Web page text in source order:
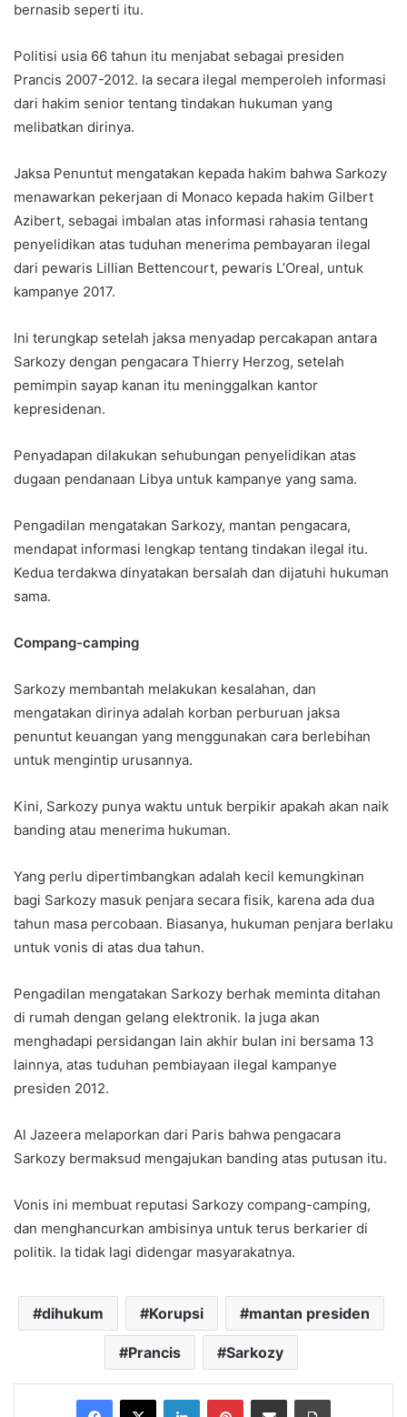
bernasib seperti itu.
Politisi usia 66 tahun itu menjabat sebagai presiden
Prancis 2007-2012. Ia secara ilegal memperoleh informasi
dari hakim senior tentang tindakan hukuman yang
melibatkan dirinya.
Jaksa Penuntut mengatakan kepada hakim bahwa Sarkozy
menawarkan pekerjaan di Monaco kepada hakim Gilbert
Azibert, sebagai imbalan atas informasi rahasia tentang
penyelidikan atas tuduhan menerima pembayaran ilegal
dari pewaris Lillian Bettencourt, pewaris L’Oreal, untuk
kampanye 2017.
Ini terungkap setelah jaksa menyadap percakapan antara
Sarkozy dengan pengacara Thierry Herzog, setelah
pemimpin sayap kanan itu meninggalkan kantor
kepresidenan.
Penyadapan dilakukan sehubungan penyelidikan atas
dugaan pendanaan Libya untuk kampanye yang sama.
Pengadilan mengatakan Sarkozy, mantan pengacara,
mendapat informasi lengkap tentang tindakan ilegal itu.
Kedua terdakwa dinyatakan bersalah dan dijatuhi hukuman
sama.
Compang-camping
Sarkozy membantah melakukan kesalahan, dan
mengatakan dirinya adalah korban perburuan jaksa
penuntut keuangan yang menggunakan cara berlebihan
untuk mengintip urusannya.
Kini, Sarkozy punya waktu untuk berpikir apakah akan naik
banding atau menerima hukuman.
Yang perlu dipertimbangkan adalah kecil kemungkinan
bagi Sarkozy masuk penjara secara fisik, karena ada dua
tahun masa percobaan. Biasanya, hukuman penjara berlaku
untuk vonis di atas dua tahun.
Pengadilan mengatakan Sarkozy berhak meminta ditahan
di rumah dengan gelang elektronik. Ia juga akan
menghadapi persidangan lain akhir bulan ini bersama 13
lainnya, atas tuduhan pembiayaan ilegal kampanye
presiden 2012.
Al Jazeera melaporkan dari Paris bahwa pengacara
Sarkozy bermaksud mengajukan banding atas putusan itu.
Vonis ini membuat reputasi Sarkozy compang-camping,
dan menghancurkan ambisinya untuk terus berkarier di
politik. Ia tidak lagi didengar masyarakatnya.
dihukum Korupsi mantan presiden
Prancis Sarkozy
Facebook
X LinkedInPinterestShare via Email Print